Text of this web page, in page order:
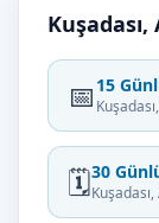
📅 15
🗓️30
Kuşadası,